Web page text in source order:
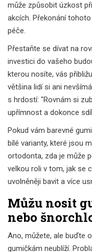
může způsobit úzkost
akcích. Překonání
péče.
Přestaňte se dívat na
investici do vašeho
kterou nosíte, vás
většina lidí si ani
s hrdostí: "Rovnám si
upřímnost a dokonce
Pokud vám barevné
bílé varianty, které jsou
ortodonta, zda je může
velkou roli v tom, jak se
uvolněněji bavit a více
Můžu nosit
nebo
Ano, můžete, ale buďte
gumičkám neublíží.